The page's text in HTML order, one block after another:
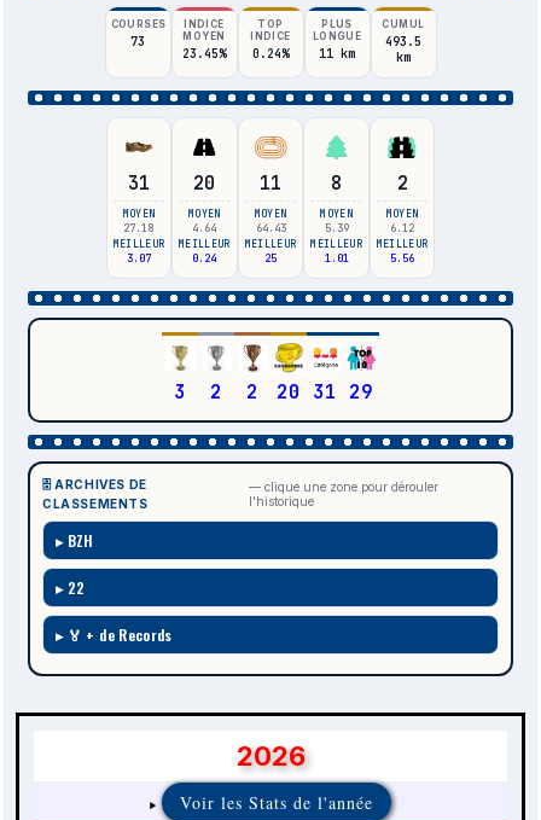
COURSES
73
INDICE
MOYEN
23.45%
TOP
INDICE
0.24%
PLUS
LONGUE
11 km
CUMUL
493.5
km
31
MOYEN
27.18
MEILLEUR
3.07
20
MOYEN
4.64
MEILLEUR
0.24
11
MOYEN
64.43
MEILLEUR
25
8
MOYEN
5.39
MEILLEUR
1.01
2
MOYEN
6.12
MEILLEUR
5.56
3 2 2 20 31 29
🗄️ ARCHIVES DE
CLASSEMENTS
— clique une zone pour dérouler
l'historique
BZH
22
🏅 + de Records
2026
Voir les Stats de l'année